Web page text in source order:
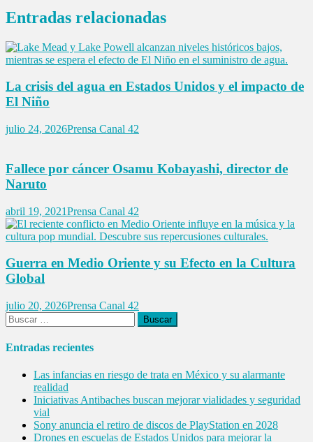
Entradas relacionadas
La crisis del agua en Estados Unidos y el impacto de
El Niño
julio 24, 2026Prensa Canal 42
Fallece por cáncer Osamu Kobayashi, director de
Naruto
abril 19, 2021Prensa Canal 42
Guerra en Medio Oriente y su Efecto en la Cultura
Global
julio 20, 2026Prensa Canal 42
Buscar:
Entradas recientes
Las infancias en riesgo de trata en México y su alarmante
realidad
Iniciativas Antibaches buscan mejorar vialidades y seguridad
vial
Sony anuncia el retiro de discos de PlayStation en 2028
Drones en escuelas de Estados Unidos para mejorar la